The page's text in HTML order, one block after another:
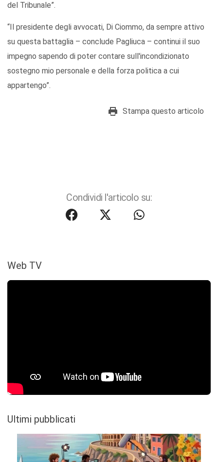
del Tribunale”.
“Il presidente degli avvocati, Di Ciommo, da sempre attivo
su questa battaglia – conclude Pagliuca – continui il suo
impegno sapendo di poter contare sull'incondizionato
sostegno mio personale e della forza politica a cui
appartengo”.
Stampa questo articolo
Condividi l'articolo su:
Web TV
Ultimi pubblicati